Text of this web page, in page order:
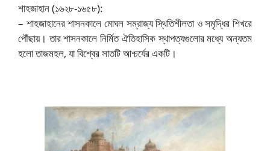
শাহজাহান (১৬২৮-১৬৫৮):
– শাহজাহানের শাসনকালে মোঘল সম্রাজ্য স্থিতিশীলতা ও সমৃদ্ধির শিখরে
পৌঁছায়। তার শাসনকালে নির্মিত ঐতিহাসিক স্থাপত্যগুলোর মধ্যে অন্যতম
হলো তাজমহল, যা বিশ্বের সাতটি আশ্চর্যের একটি।